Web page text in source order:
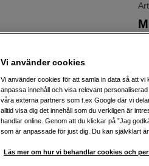
Vi använder cookies
Vi använder cookies för att samla in data så att
anpassa innehåll och visa relevant
våra externa partners som t.ex Google där vi
alltid visa dig det innehåll som du verkligen är
handlar online. Genom att du klickar på ”Jag
som är anpassade för just dig. Du kan självklart
Läs mer om hur vi behandlar cookies och